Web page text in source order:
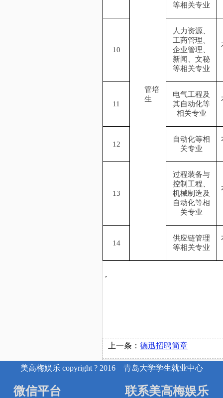
管培
生
等相关专业
10
人力资源、
工商管理、
企业管理、
新闻、文秘
等相关专业
11
电气工程及
其自动化等
相关专业
12
自动化等相
关专业
13
过程装备与
控制工程、
机械制造及
自动化等相
关专业
14
供应链管理
等相关专业
，
上一条： 德迅招聘简章
美高梅娱乐 copyright ? 2016 青岛大学学生就业中心
微信平台 联系美高梅娱乐